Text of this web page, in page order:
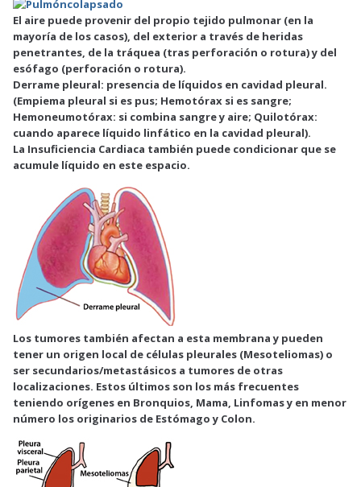
El aire puede provenir del propio tejido pulmonar (en la
mayoría de los casos), del exterior a través de heridas
penetrantes, de la tráquea (tras perforación o rotura) y del
esófago (perforación o rotura).
Derrame pleural: presencia de líquidos en cavidad pleural.
(Empiema pleural si es pus; Hemotórax si es sangre;
Hemoneumotórax: si combina sangre y aire; Quilotórax:
cuando aparece líquido linfático en la cavidad pleural).
La Insuficiencia Cardiaca también puede condicionar que se
acumule líquido en este espacio.
Los tumores también afectan a esta membrana y pueden
tener un origen local de células pleurales (Mesoteliomas) o
ser secundarios/metastásicos a tumores de otras
localizaciones. Estos últimos son los más frecuentes
teniendo orígenes en Bronquios, Mama, Linfomas y en menor
número los originarios de Estómago y Colon.